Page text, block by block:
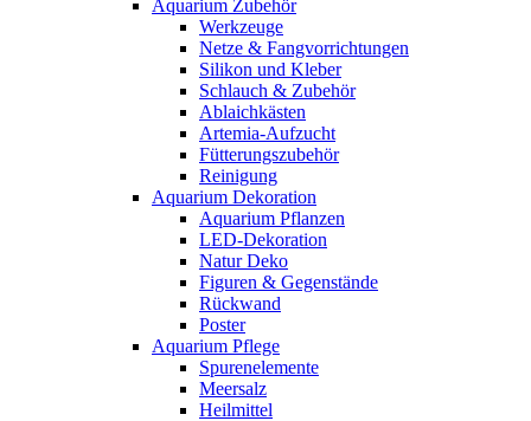
Aquarium Zubehör
Werkzeuge
Netze & Fangvorrichtungen
Silikon und Kleber
Schlauch & Zubehör
Ablaichkästen
Artemia-Aufzucht
Fütterungszubehör
Reinigung
Aquarium Dekoration
Aquarium Pflanzen
LED-Dekoration
Natur Deko
Figuren & Gegenstände
Rückwand
Poster
Aquarium Pflege
Spurenelemente
Meersalz
Heilmittel